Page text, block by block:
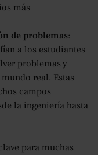
más
de problemas:
a los estudiantes
problemas y
real. Estas
campos
la ingeniería hasta
para muchas